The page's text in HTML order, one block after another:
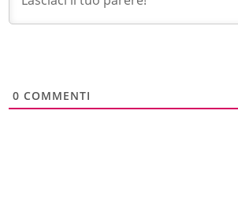
0 COMMENTI